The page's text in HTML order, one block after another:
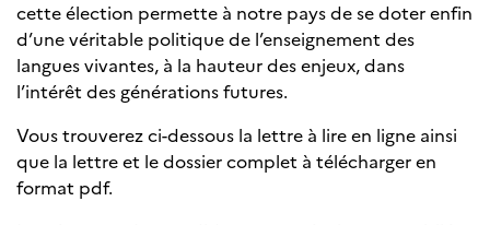
cette élection permette à notre pays de se doter enfin
d’une véritable politique de l’enseignement des
langues vivantes, à la hauteur des enjeux, dans
l’intérêt des générations futures.
Vous trouverez ci-dessous la lettre à lire en ligne ainsi
que la lettre et le dossier complet à télécharger en
format pdf.